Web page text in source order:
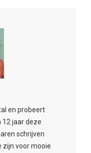
en probeert
12 jaar deze
schrijven
zijn voor mooie